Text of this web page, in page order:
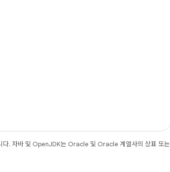
다. 자바 및 OpenJDK는 Oracle 및 Oracle 계열사의 상표 또는